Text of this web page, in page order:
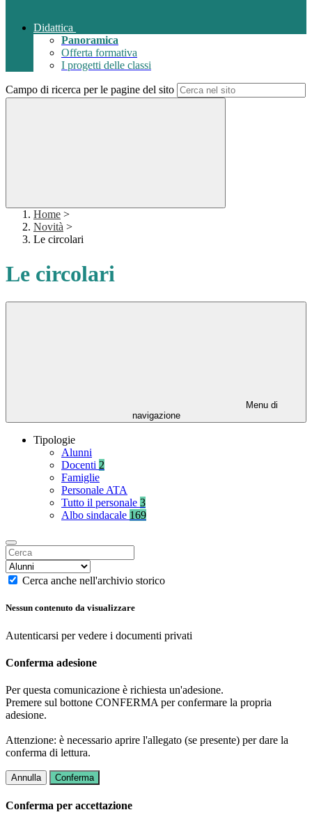
Didattica
Panoramica
Offerta formativa
I progetti delle classi
Campo di ricerca per le pagine del sito
Home >
Novità >
Le circolari
Le circolari
Menu di
navigazione
Tipologie
Alunni
Docenti 2
Famiglie
Personale ATA
Tutto il personale 3
Albo sindacale 169
Cerca anche nell'archivio storico
Nessun contenuto da visualizzare
Autenticarsi per vedere i documenti privati
Conferma adesione
Per questa comunicazione è richiesta un'adesione.
Premere sul bottone CONFERMA per confermare la propria
adesione.
Attenzione: è necessario aprire l'allegato (se presente) per dare la
conferma di lettura.
Annulla Conferma
Conferma per accettazione